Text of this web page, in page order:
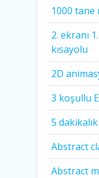
1000 tane
2. ekranı
kısayolu
2D
3 koşullu
5
Abstract
Abstract